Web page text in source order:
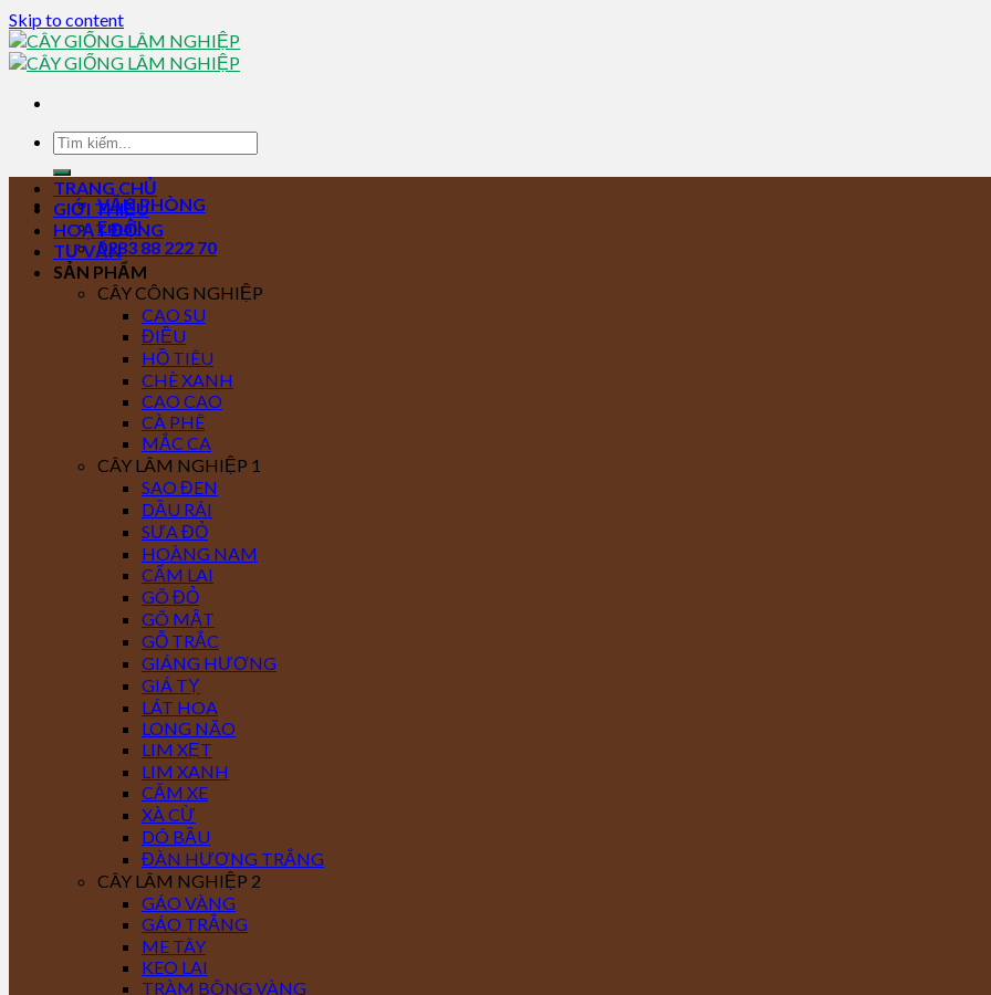
Skip to content
VĂN PHÒNG
Email
0283 88 222 70
TRANG CHỦ
GIỚI THIỆU
HOẠT ĐỘNG
TƯ VẤN
SẢN PHẨM
CÂY CÔNG NGHIỆP
CAO SU
ĐIỀU
HỒ TIÊU
CHÈ XANH
CAO CAO
CÀ PHÊ
MẮC CA
CÂY LÂM NGHIỆP 1
SAO ĐEN
DẦU RÁI
SƯA ĐỎ
HOÀNG NAM
CẨM LAI
GÕ ĐỎ
GÕ MẬT
GỖ TRẮC
GIÁNG HƯƠNG
GIÁ TỴ
LÁT HOA
LONG NÃO
LIM XẸT
LIM XANH
CĂM XE
XÀ CỪ
DÓ BẦU
ĐÀN HƯƠNG TRẮNG
CÂY LÂM NGHIỆP 2
GÁO VÀNG
GÁO TRẮNG
ME TÂY
KEO LAI
TRÀM BÔNG VÀNG